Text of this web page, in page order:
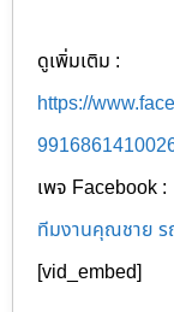
ดูเพิ่มเติม :
https://
เพจ Facebook :
ทีมงานคุณชาย ร
[vid_embed]